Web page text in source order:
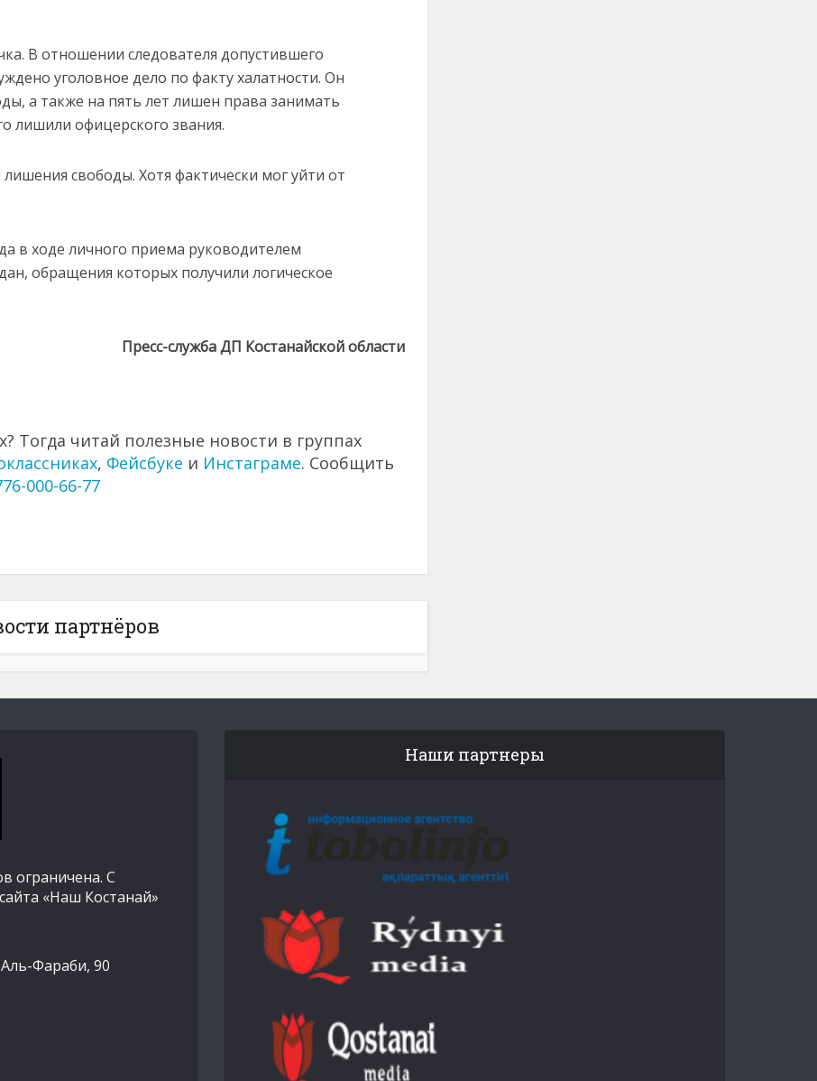
В отношении следователя допустившего
уголовное дело по факту халатности. Он
а также на пять лет лишен права занимать
лишили офицерского звания.
свободы. Хотя фактически мог уйти от
в ходе личного приема руководителем
обращения которых получили логическое
Пресс-служба ДП Костанайской области
Тогда читай полезные новости в группах
, Фейсбуке и Инстаграме. Сообщить
000-66-77
партнёров
ограничена. С
«Наш Костанай»
Аль-Фараби, 90
Наши партнеры